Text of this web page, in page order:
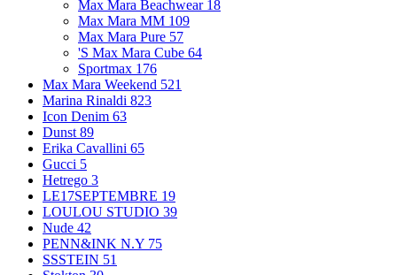
Max Mara Beachwear 18
Max Mara MM 109
Max Mara Pure 57
'S Max Mara Cube 64
Sportmax 176
Max Mara Weekend 521
Marina Rinaldi 823
Icon Denim 63
Dunst 89
Erika Cavallini 65
Gucci 5
Hetrego 3
LE17SEPTEMBRE 19
LOULOU STUDIO 39
Nude 42
PENN&INK N.Y 75
SSSTEIN 51